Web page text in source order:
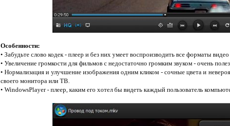
Особенности:
• Забудьте слово кодек - плеер и без них умеет воспроизводить все форматы видео
• Увеличение громкости для фильмов с недостаточно громким звуком - очень
• Нормализация и улучшение изображения одним кликом - сочные цвета и
своего монитора или ТВ.
• WindowsPlayer - плеер, каким его хотел бы видеть каждый пользователь